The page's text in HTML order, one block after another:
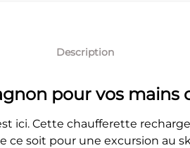
Description
pour vos mains
ici. Cette chaufferette
soit pour une excursion au